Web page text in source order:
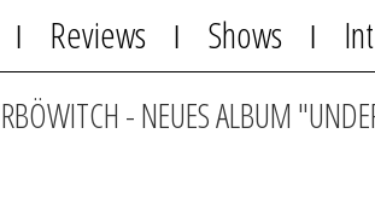
Reviews Shows
- NEUES ALBUM